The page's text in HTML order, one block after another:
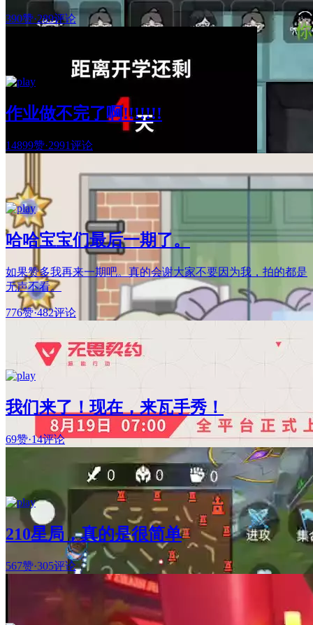
390赞·289评论
作业做不完了啊!!!!!!!
14899赞·2991评论
哈哈宝宝们最后一期了。
如果赞多我再来一期吧。真的会谢大家不要因为我，拍的都是
无声不看。
776赞·482评论
我们来了！现在，来瓦手秀！
69赞·14评论
210星局，真的是很简单
567赞·305评论